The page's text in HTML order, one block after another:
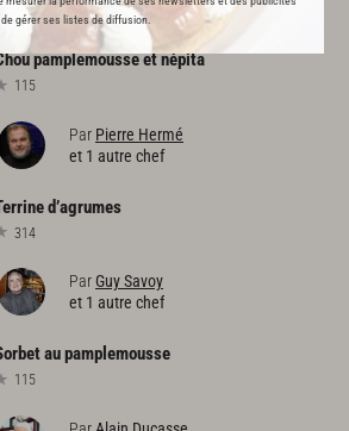
gérer ses listes de diffusion.
RECOMMANDE
pamplemousseetnépita
115
Par Pierre Hermé
et 1 autre chef
d’agrumes
314
ParGuy Savoy
et 1 autre chef
aupamplemousse
115